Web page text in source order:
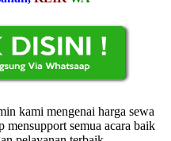
kami mengenai harga sewa
mensupport semua acara baik